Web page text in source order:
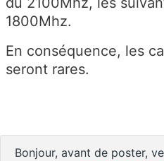
1800Mhz.
En conséquence, les
seront rares.
Bonjour, avant de poster,